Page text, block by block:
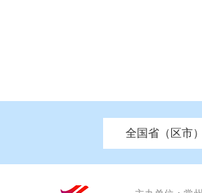
全国省（区市
北京 天津
中国江苏
市发改委 市工
市应急管理局